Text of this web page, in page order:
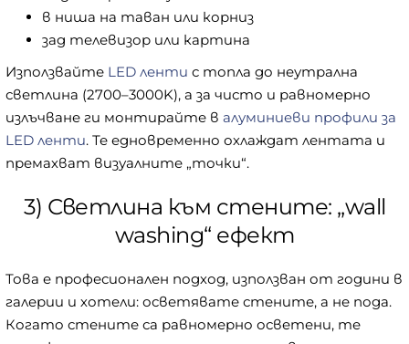
в ниша на таван или корниз
зад телевизор или картина
Използвайте LED ленти с топла до неутрална
светлина (2700–3000K), а за чисто и равномерно
излъчване ги монтирайте в алуминиеви профили за
LED ленти. Те едновременно охлаждат лентата и
премахват визуалните „точки“.
3) Светлина към стените: „wall
washing“ ефект
Това е професионален подход, използван от години в
галерии и хотели: осветявате стените, а не пода.
Когато стените са равномерно осветени, те